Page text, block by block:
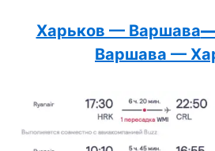
Харьков — Варшава
Варшава —